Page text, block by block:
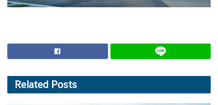
Related Posts